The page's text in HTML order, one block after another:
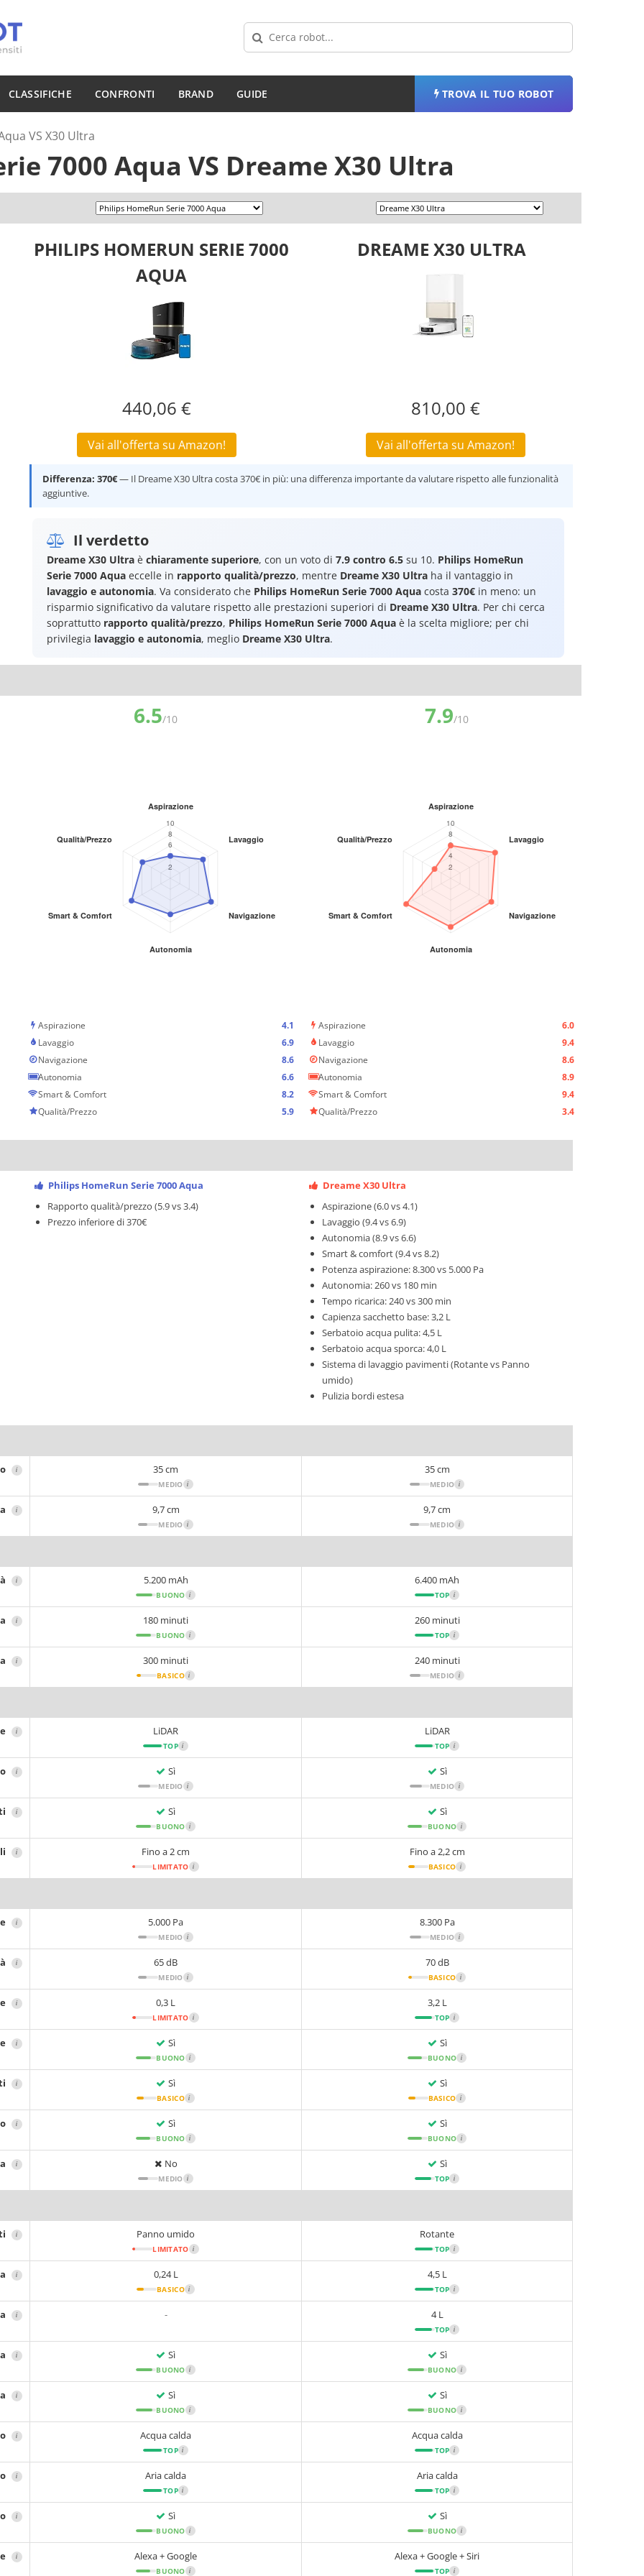
CLASSIFICHE CONFRONTI BRAND GUIDE TROVA IL TUO ROBOT
VS X30 Ultra
7000 Aqua VS Dreame X30 Ultra
PHILIPS HOMERUN SERIE 7000
AQUA
DREAME X30 ULTRA
440,06 €
Vai all'offerta su Amazon!
810,00 €
Vai all'offerta su Amazon!
Differenza: 370€— Il Dreame X30 Ultra costa 370€ in più: una differenza importante da valutare rispetto alle funzionalità
aggiuntive.
Il verdetto
Dreame X30 Ultra è chiaramente superiore, con un voto di 7.9 contro 6.5 su 10. Philips HomeRun
Serie 7000 Aqua eccelle in rapporto qualità/prezzo, mentre Dreame X30 Ultra ha il vantaggio in
lavaggio e autonomia. Va considerato che Philips HomeRun Serie 7000 Aqua costa 370€ in meno: un
risparmio significativo da valutare rispetto alle prestazioni superiori di Dreame X30 Ultra. Per chi cerca
soprattutto rapporto qualità/prezzo, Philips HomeRun Serie 7000 Aqua è la scelta migliore; per chi
privilegia lavaggio e autonomia, meglio Dreame X30 Ultra.
6.5/10 7.9/10
Aspirazione
4.1
Lavaggio
6.9
Navigazione
8.6
Autonomia
6.6
Smart & Comfort
8.2
Qualità/Prezzo
5.9
Aspirazione
6.0
Lavaggio
9.4
Navigazione
8.6
Autonomia
8.9
Smart & Comfort
9.4
Qualità/Prezzo
3.4
Philips HomeRun Serie 7000 Aqua
Rapporto qualità/prezzo (5.9 vs 3.4)
Prezzo inferiore di 370€
Dreame X30 Ultra
Aspirazione (6.0 vs 4.1)
Lavaggio (9.4 vs 6.9)
Autonomia (8.9 vs 6.6)
Smart & comfort (9.4 vs 8.2)
Potenza aspirazione: 8.300 vs 5.000 Pa
Autonomia: 260 vs 180 min
Tempo ricarica: 240 vs 300 min
Capienza sacchetto base: 3,2 L
Serbatoio acqua pulita: 4,5 L
Serbatoio acqua sporca: 4,0 L
Sistema di lavaggio pavimenti (Rotante vs Panno
umido)
Pulizia bordi estesa
i 35 cm
MEDIO i
35 cm
MEDIO i
i 9,7 cm
MEDIO i
9,7 cm
MEDIO i
i 5.200 mAh
BUONO i
6.400 mAh
TOP i
i 180 minuti
BUONO i
260 minuti
TOP i
i 300 minuti
BASICO i
240 minuti
MEDIO i
i LiDAR
TOP i
LiDAR
TOP i
i Sì
MEDIO i
Sì
MEDIO i
i Sì
BUONO i
Sì
BUONO i
i Fino a 2 cm
LIMITATO i
Fino a 2,2 cm
BASICO i
i 5.000 Pa
MEDIO i
8.300 Pa
MEDIO i
i 65 dB
MEDIO i
70 dB
BASICO i
i 0,3 L
LIMITATO i
3,2 L
TOP i
i Sì
BUONO i
Sì
BUONO i
i Sì
BASICO i
Sì
BASICO i
i Sì
BUONO i
Sì
BUONO i
i No
MEDIO i
Sì
TOP i
i Panno umido
LIMITATO i
Rotante
TOP i
i 0,24 L
BASICO i
4,5 L
TOP i
i - 4 L
TOP i
i Sì
BUONO i
Sì
BUONO i
i Sì
BUONO i
Sì
BUONO i
i Acqua calda
TOP i
Acqua calda
TOP i
i Aria calda
TOP i
Aria calda
TOP i
i Sì
BUONO i
Sì
BUONO i
i Alexa + Google
BUONO i
Alexa + Google + Siri
TOP i